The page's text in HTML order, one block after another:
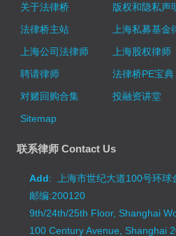
关于法律桥 版权和隐私声
法律桥主站
上海私募基金
上海公司法律师
上海股权律师
聘请律师
法律桥PE宝典
对赌回购合集
投融资讲堂
Sitemap
联系律师 Contact Us
Add: 上海市世纪大道100号环球
邮编:200120
9th/24th/25th Floor, Shanghai
100 Century Avenue, Shanghai